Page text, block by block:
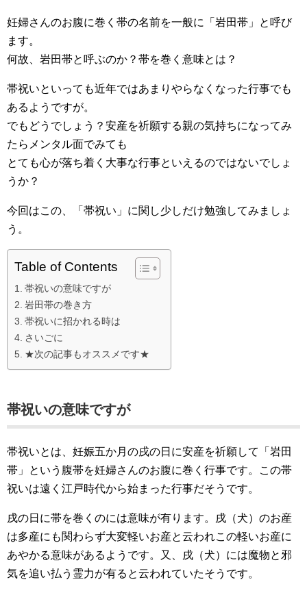
妊婦さんのお腹に巻く帯の名前を一般に「岩田帯」と呼び
ます。
何故、岩田帯と呼ぶのか？帯を巻く意味とは？
帯祝いといっても近年ではあまりやらなくなった行事でも
あるようですが。
でもどうでしょう？安産を祈願する親の気持ちになってみ
たらメンタル面でみても
とても心が落ち着く大事な行事といえるのではないでしょ
うか？
今回はこの、「帯祝い」に関し少しだけ勉強してみましょ
う。
Table of Contents
帯祝いの意味ですが
岩田帯の巻き方
帯祝いに招かれる時は
さいごに
★次の記事もオススメです★
帯祝いの意味ですが
帯祝いとは、妊娠五か月の戌の日に安産を祈願して「岩田
帯」という腹帯を妊婦さんのお腹に巻く行事です。この帯
祝いは遠く江戸時代から始まった行事だそうです。
戌の日に帯を巻くのには意味が有ります。戌（犬）のお産
は多産にも関わらず大変軽いお産と云われこの軽いお産に
あやかる意味があるようです。又、戌（犬）には魔物と邪
気を追い払う霊力が有ると云われていたそうです。